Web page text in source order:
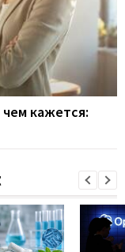
кажется: